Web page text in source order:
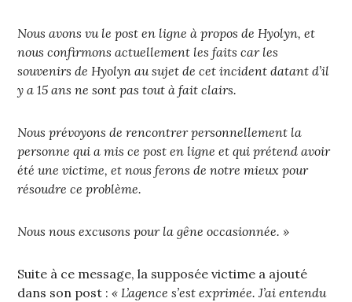
Nous avons vu le post en ligne à propos de Hyolyn, et
nous confirmons actuellement les faits car les
souvenirs de Hyolyn au sujet de cet incident datant d’il
y a 15 ans ne sont pas tout à fait clairs.
Nous prévoyons de rencontrer personnellement la
personne qui a mis ce post en ligne et qui prétend avoir
été une victime, et nous ferons de notre mieux pour
résoudre ce problème.
Nous nous excusons pour la gêne occasionnée. »
Suite à ce message, la supposée victime a ajouté
dans son post :« L’agence s’est exprimée. J’ai entendu